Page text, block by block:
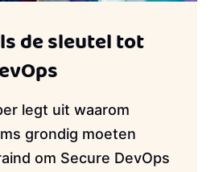
de sleutel tot
legt uit waarom
grondig moeten
om Secure DevOps